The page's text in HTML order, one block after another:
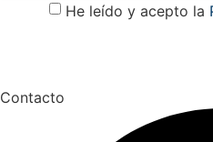
He leído y acepto la
Contacto